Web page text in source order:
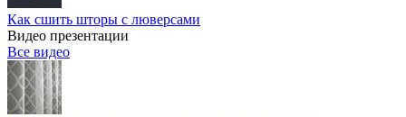
Как сшить шторы с люверсами
Видео презентации
Все видео